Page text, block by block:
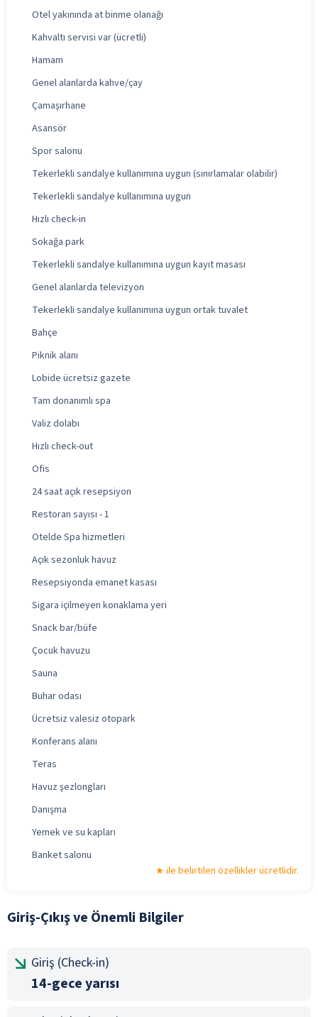
Otel yakınında at binme olanağı
Kahvaltı servisi var (ücretli)
Hamam
Genel alanlarda kahve/çay
Çamaşırhane
Asansör
Spor salonu
Tekerlekli sandalye kullanımına uygun (sınırlamalar olabilir)
Tekerlekli sandalye kullanımına uygun
Hızlı check-in
Sokağa park
Tekerlekli sandalye kullanımına uygun kayıt masası
Genel alanlarda televizyon
Tekerlekli sandalye kullanımına uygun ortak tuvalet
Bahçe
Piknik alanı
Lobide ücretsiz gazete
Tam donanımlı spa
Valiz dolabı
Hızlı check-out
Ofis
24 saat açık resepsiyon
Restoran sayısı - 1
Otelde Spa hizmetleri
Açık sezonluk havuz
Resepsiyonda emanet kasası
Sigara içilmeyen konaklama yeri
Snack bar/büfe
Çocuk havuzu
Sauna
Buhar odası
Ücretsiz valesiz otopark
Konferans alanı
Teras
Havuz şezlongları
Danışma
Yemek ve su kapları
Banket salonu
ile belirtilen özellikler ücretlidir.
Giriş-Çıkış ve Önemli Bilgiler
Giriş (Check-in)
14-gece yarısı